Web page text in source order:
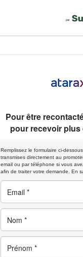
Pour être
pour recevoir
Remplissez le formulaire ci-
transmises directement au
email ou par téléphone si vous
afin de traiter votre demande. En